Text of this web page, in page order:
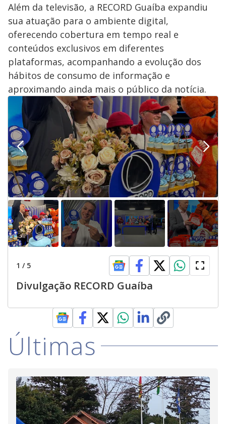
Além da televisão, a RECORD Guaíba expandiu
sua atuação para o ambiente digital,
oferecendo cobertura em tempo real e
conteúdos exclusivos em diferentes
plataformas, acompanhando a evolução dos
hábitos de consumo de informação e
aproximando ainda mais o público da notícia.
1 / 5
Divulgação RECORD Guaíba
Últimas